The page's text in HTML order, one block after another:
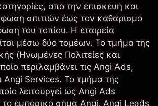
από την επισκευή και
σπιτιών έως τον καθαρισμό
του τοπίου. Η εταιρεία
μέσω δύο τομέων. Το τμήμα της
(Ηνωμένες Πολιτείες και
περιλαμβάνει τις Angi Ads,
Angi Services. Το τμήμα της
λειτουργεί ως Angi Ads
το εμπορικό σήμα Angi, Angi Leads